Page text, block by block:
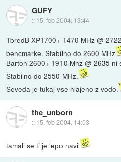
GUFY
:: 15. feb 2004, 13:44
TbredB XP1700+ 1470 MHz @
bencmarke. Stabilno do 2600 MHz
Barton 2600+ 1910 Mhz @ 2635 ni
Stabilno do 2550 MHz.
Seveda je tukaj vse hlajeno z vodo.
the_unborn
:: 15. feb 2004, 14:03
tamali se ti je lepo navil